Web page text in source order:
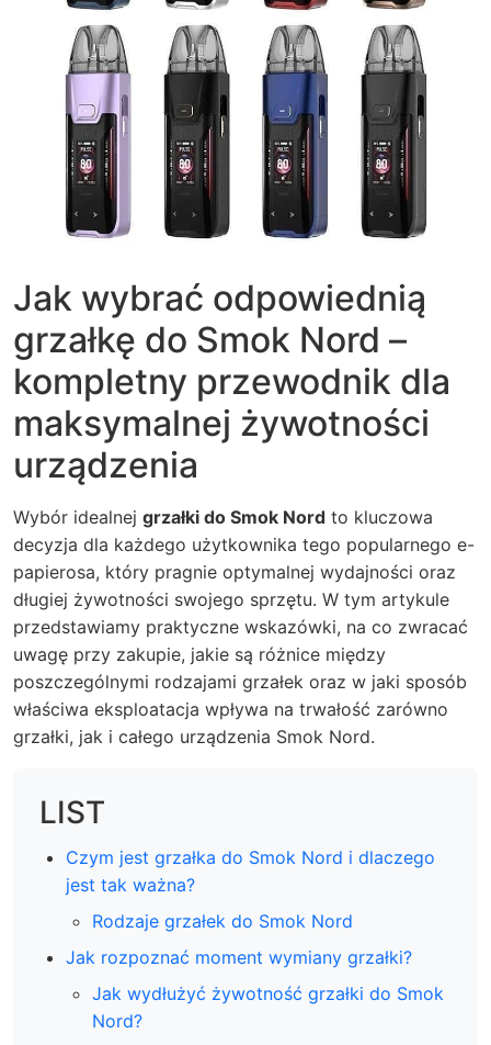
Jak wybrać odpowiednią
grzałkę do Smok Nord –
kompletny przewodnik dla
maksymalnej żywotności
urządzenia
Wybór idealnej grzałki do Smok Nord to kluczowa
decyzja dla każdego użytkownika tego popularnego e-
papierosa, który pragnie optymalnej wydajności oraz
długiej żywotności swojego sprzętu. W tym artykule
przedstawiamy praktyczne wskazówki, na co zwracać
uwagę przy zakupie, jakie są różnice między
poszczególnymi rodzajami grzałek oraz w jaki sposób
właściwa eksploatacja wpływa na trwałość zarówno
grzałki, jak i całego urządzenia Smok Nord.
LIST
Czym jest grzałka do Smok Nord i dlaczego
jest tak ważna?
Rodzaje grzałek do Smok Nord
Jak rozpoznać moment wymiany grzałki?
Jak wydłużyć żywotność grzałki do Smok
Nord?